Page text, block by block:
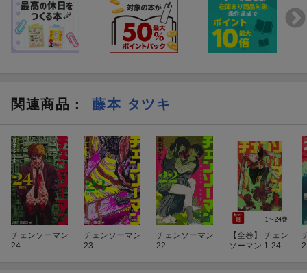
関連商品 ： 藤本 タツキ
チェンソーマン
24
チェンソーマン
23
チェンソーマン
22
【全巻】 チェン
ソーマン 1-24巻